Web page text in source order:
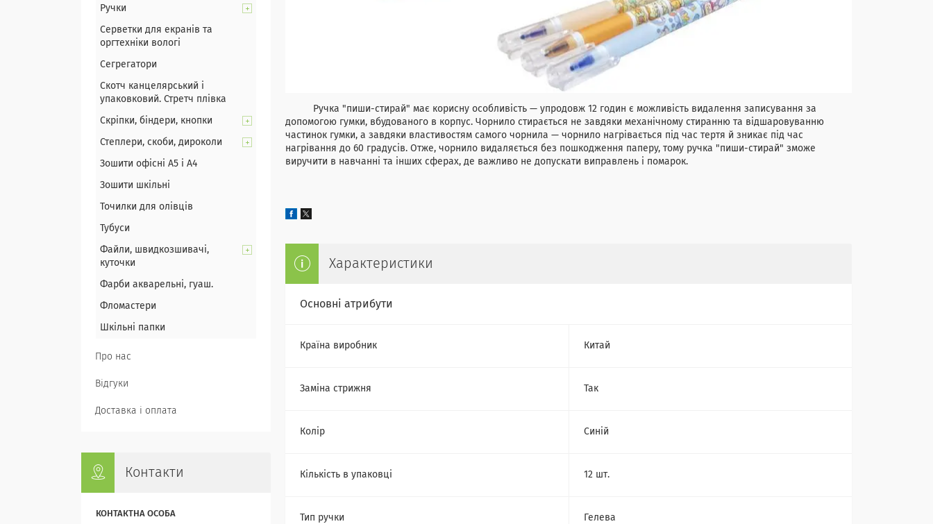
Ручка "пиши-стирай" має корисну особливість — упродовж 12 годин є можливість видалення записування за
допомогою гумки, вбудованого в корпус. Чорнило стирається не завдяки механічному стиранню та відшаровуванню
частинок гумки, а завдяки властивостям самого чорнила — чорнило нагрівається під час тертя й зникає під час
нагрівання до 60 градусів. Отже, чорнило видаляється без пошкодження паперу, тому ручка "пиши-стирай" зможе
виручити в навчанні та інших сферах, де важливо не допускати виправлень і помарок.
Характеристики
Основні атрибути
Країна виробник Китай
Заміна стрижня Так
Колір Синій
Кількість в упаковці 12 шт.
Тип ручки Гелева
Ручки
Серветки для екранів та
оргтехніки вологі
Сегрегатори
Скотч канцелярський і
упаковковий. Стретч плівка
Скріпки, біндери, кнопки
Степлери, скоби, дироколи
Зошити офісні А5 і А4
Зошити шкільні
Точилки для олівців
Тубуси
Файли, швидкозшивачі,
куточки
Фарби акварельні, гуаш.
Фломастери
Шкільні папки
Про нас
Відгуки
Доставка і оплата
Контакти